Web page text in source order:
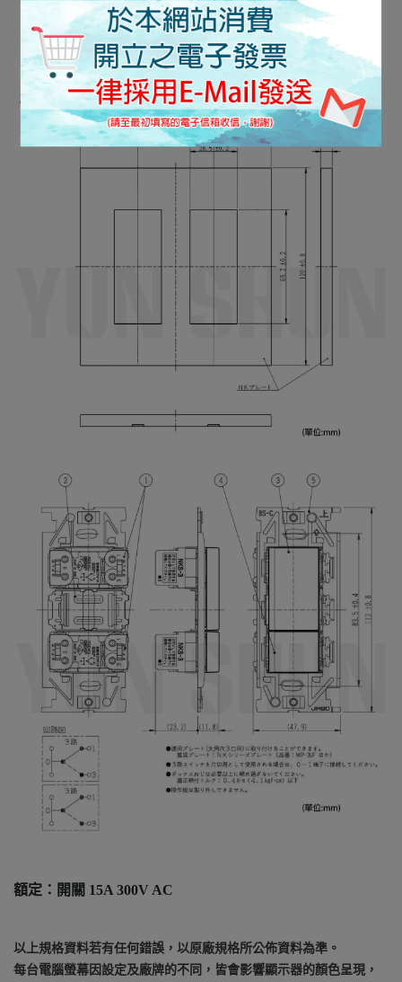
額定：開關 15A 300V AC
以上規格資料若有任何錯誤，以原廠規格所公佈資料為準。
每台電腦螢幕因設定及廠牌的不同，皆會影響顯示器的顏色呈現，